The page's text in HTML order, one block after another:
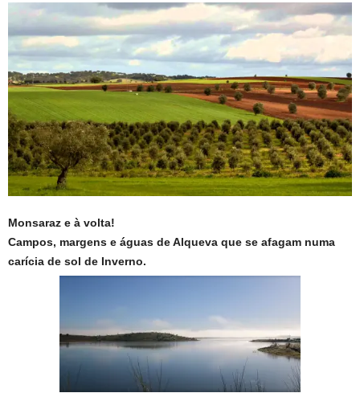
Monsaraz e à volta!
Campos, margens e águas de Alqueva que se afagam numa
carícia de sol de Inverno.